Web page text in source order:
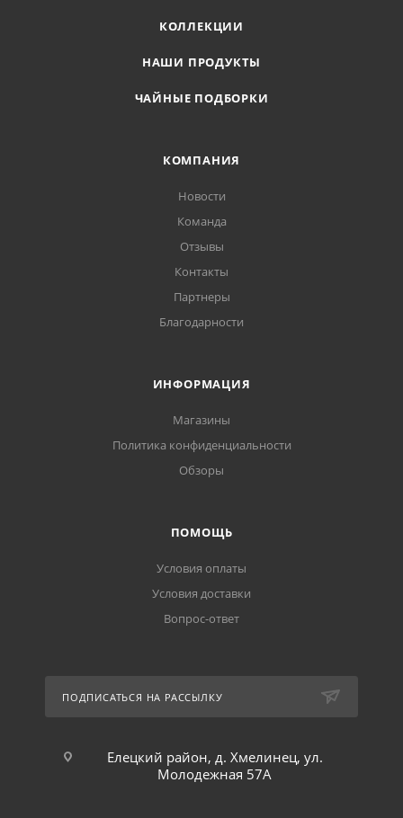
КОЛЛЕКЦИИ
НАШИ ПРОДУКТЫ
ЧАЙНЫЕ ПОДБОРКИ
КОМПАНИЯ
Новости
Команда
Отзывы
Контакты
Партнеры
Благодарности
ИНФОРМАЦИЯ
Магазины
Политика конфиденциальности
Обзоры
ПОМОЩЬ
Условия оплаты
Условия доставки
Вопрос-ответ
ПОДПИСАТЬСЯ НА РАССЫЛКУ
Елецкий район, д. Хмелинец, ул.
Молодежная 57А